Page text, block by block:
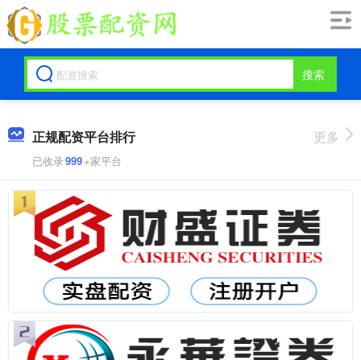
搜索
正规配资平台排行
已收录999+家平台
更多